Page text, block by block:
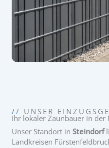
// UNSER
Ihr lokaler Zaunbauer in der
Unser Standort in Steindorf
Landkreisen